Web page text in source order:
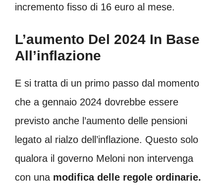
incremento fisso di 16 euro al mese.
L’aumento Del 2024 In Base
All’inflazione
E si tratta di un primo passo dal momento
che a gennaio 2024 dovrebbe essere
previsto anche l’aumento delle pensioni
legato al rialzo dell’inflazione. Questo solo
qualora il governo Meloni non intervenga
con una modifica delle regole ordinarie.